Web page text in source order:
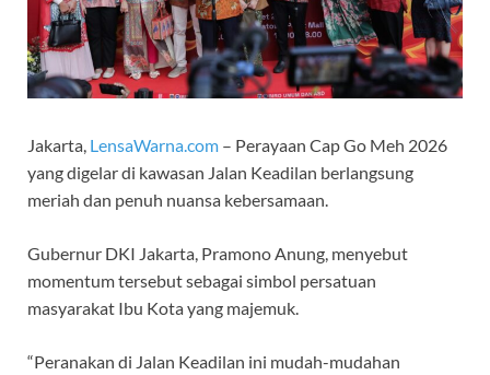
Jakarta, LensaWarna.com – Perayaan Cap Go Meh 2026
yang digelar di kawasan Jalan Keadilan berlangsung
meriah dan penuh nuansa kebersamaan.
Gubernur DKI Jakarta, Pramono Anung, menyebut
momentum tersebut sebagai simbol persatuan
masyarakat Ibu Kota yang majemuk.
“Peranakan di Jalan Keadilan ini mudah-mudahan